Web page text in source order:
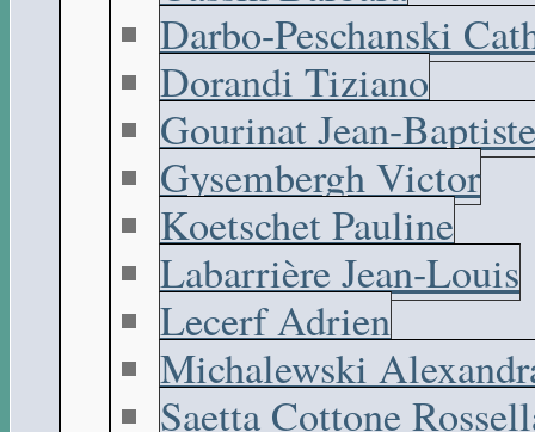
Darbo-Peschanski
Dorandi Tiziano
Gourinat Jean-Baptiste
Gysembergh Victor
Koetschet Pauline
Labarrière Jean-Louis
Lecerf Adrien
Michalewski
Saetta Cottone